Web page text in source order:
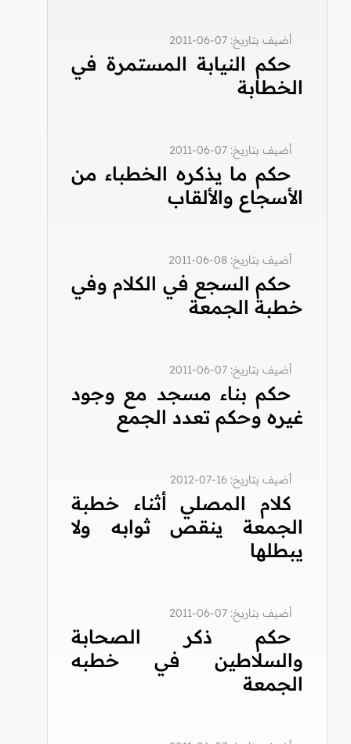
أضيف بتاريخ: 07-06-2011
حكم النيابة المستمرة في
الخطابة
أضيف بتاريخ: 07-06-2011
حكم ما يذكره الخطباء من
الأسجاع والألقاب
أضيف بتاريخ: 08-06-2011
حكم السجع في الكلام وفي
خطبة الجمعة
أضيف بتاريخ: 07-06-2011
حكم بناء مسجد مع وجود
غيره وحكم تعدد الجمع
أضيف بتاريخ: 16-07-2012
كلام المصلي أثناء خطبة
الجمعة ينقص ثوابه ولا
يبطلها
أضيف بتاريخ: 07-06-2011
حكم ذكر الصحابة
والسلاطين في خطبه
الجمعة